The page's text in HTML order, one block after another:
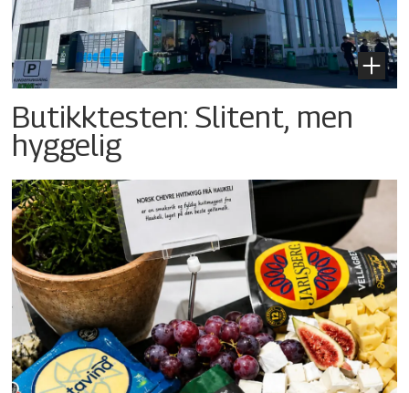
Butikktesten: Slitent, men
hyggelig